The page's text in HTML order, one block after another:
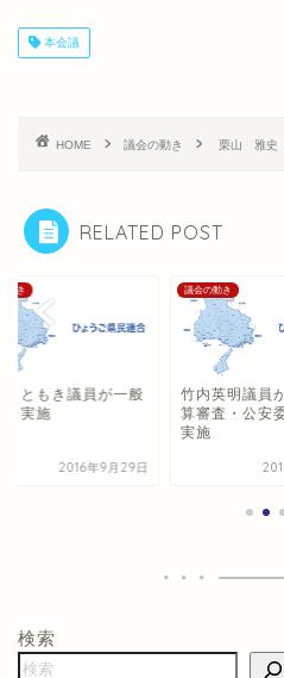
本会議
HOME 議会の動き 栗山 雅史
RELATED POST
動き
ともき議員が一般
を実施
2016年9月29日
議会の動き
竹内英明議員
算審査・公安
実施
検索